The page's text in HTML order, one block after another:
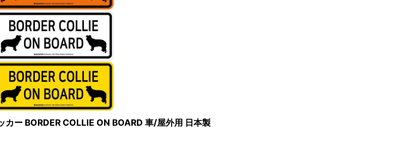
ー BORDER COLLIE ON BOARD 車/屋外用 日本製